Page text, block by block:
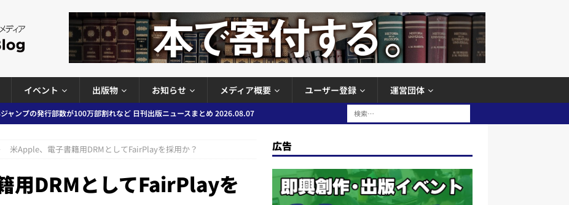
イベント 出版物 お知らせ メディア概要 ユーザー登録 運営団体
書など 日刊出版ニュースまとめ 2026.08.06
日刊出版ニュースまとめ
刊出版ニュースまとめ
ンガワン」問題の第三者委員会調査報告書を公開など 日刊出版ニュースまと
ュースまとめ
米Apple、電子書籍用DRMとしてFairPlayを採用か？
用DRMとしてFairPlayを
広告